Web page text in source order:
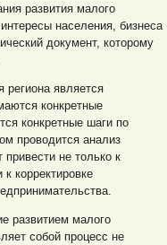
развития малого
населения, бизнеса
документ, которому
региона является
конкретные
конкретные шаги по
проводится анализ
не только к
корректировке
развитием малого
собой процесс не